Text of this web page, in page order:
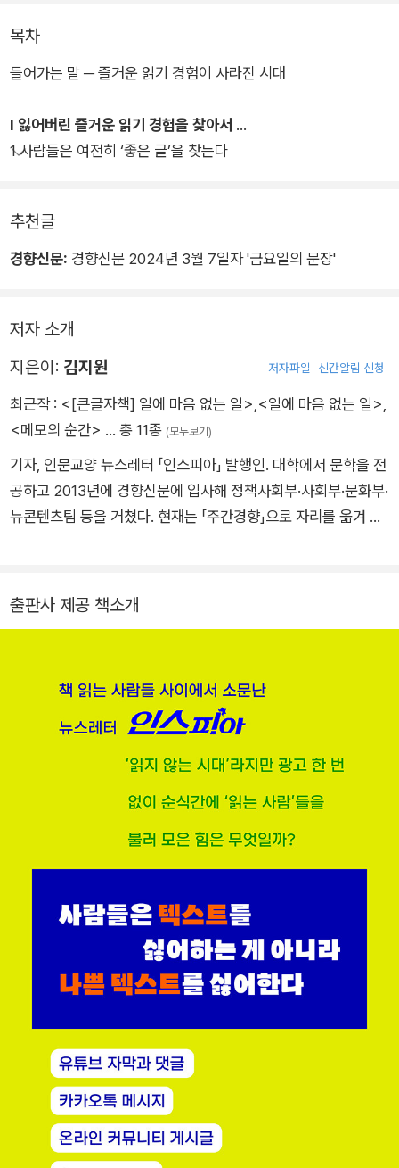
책을 기반으로 한 인문교양 뉴스레터 ‘인스피아’ 발행인 김지원이
그 질문에 대한 답을 찾아 나간다. 우리는 지금 어떻게 읽고 있는
글이란 무엇일까? ‘좋은’ 글은 어디에 있는가? 고민 끝에 그가 찾
은 해답은 책이다. 출처가 분명하고 저자가 명시된, 믿고 읽어도
책을 우리는 앞으로 어떻게 활용하고 읽어야 할까?
사람들에게 재미나고 새로운 길을 제시하는 책이다.
목차
들어가는 말 ─ 즐거운 읽기 경험이 사라진 시대
Ⅰ 잃어버린 즐거운 읽기 경험을 찾아서
1 사람들은 여전히 ‘좋은 글’을 찾는다
추천글
경향신문: 경향신문 2024년 3월 7일자 '금요일의 문장'
저자 소개
지은이: 김지원 저자파일 신간알림 신청
최근작 : <[큰글자책] 일에 마음 없는 일>,<일에 마음 없는 일>,
<메모의 순간> … 총 11종 (모두보기)
기자, 인문교양 뉴스레터 「인스피아」 발행인. 대학에서 문학을 전
공하고 2013년에 경향신문에 입사해 정책사회부·사회부·문화부·
뉴콘텐츠팀 등을 거쳤다. 현재는 「주간경향」으로 자리를 옮겨 기
‘김스피’라는 닉네임으로 책을 기반으로 한 뉴스레터 인스피아를
전반에 관심이 많다. 읽기가 삶의 도구이자 더 나은 사회를 만드
는 도구가 되기를 꿈꾼다. 『지금도 책에서만 얻을 수 있는 것』 『메
을 다른 이들과 함께 썼다.
출판사 제공 책소개